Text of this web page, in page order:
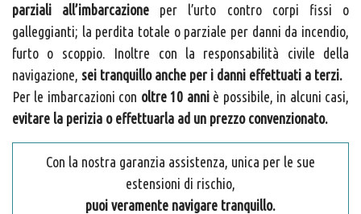
parziali all’imbarcazione per l’urto contro corpi fissi o
galleggianti; la perdita totale o parziale per danni da incendio,
furto o scoppio. Inoltre con la responsabilità civile della
navigazione, sei tranquillo anche per i danni effettuati a terzi.
Per le imbarcazioni con oltre 10 anniè possibile, in alcuni casi,
evitare la perizia o effettuarla ad un prezzo convenzionato.
Con la nostra garanzia assistenza, unica per le sue
estensioni di rischio,
puoi veramente navigare tranquillo.